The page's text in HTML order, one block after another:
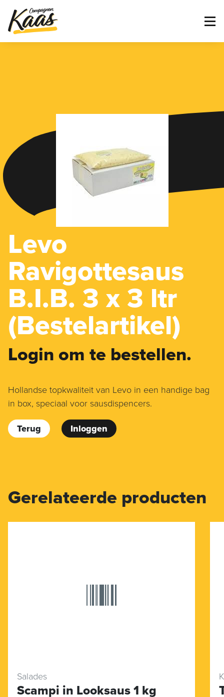
Levo
Ravigottesaus
B.I.B. 3 x 3 ltr
(Bestelartikel)
Login om te bestellen.
Hollandse topkwaliteit van Levo in een handige bag
in box, speciaal voor sausdispencers.
Terug Inloggen
Gerelateerde producten
Salades
Scampi in Looksaus 1 kg